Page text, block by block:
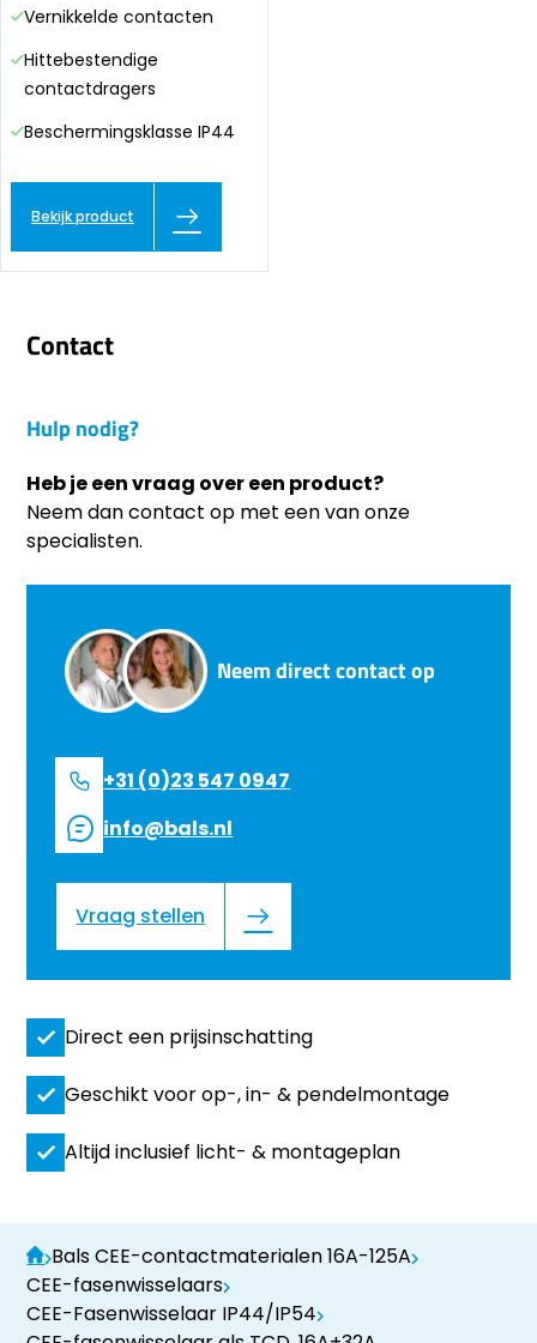
Vernikkelde contacten
Hittebestendige
contactdragers
Beschermingsklasse IP44
Bekijk product
Contact
Hulp nodig?
Heb je een vraag over een product?
Neem dan contact op met een van onze
specialisten.
Neem direct contact op
+31 (0)23 547 0947
info@bals.nl
Vraag stellen
Direct een prijsinschatting
Geschikt voor op-, in- & pendelmontage
Altijd inclusief licht- & montageplan
Bals CEE-contactmaterialen 16A-125A
CEE-fasenwisselaars
CEE-Fasenwisselaar IP44/IP54